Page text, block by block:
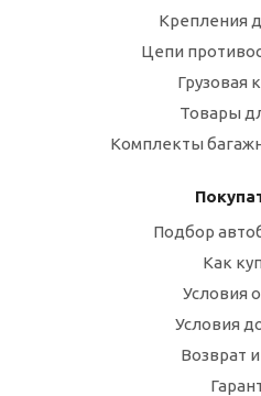
Крепления
Цепи
Грузовая
Товары
Комплекты
Подбор
Как
Условия
Условия
Возврат